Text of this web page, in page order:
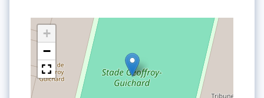
+
−